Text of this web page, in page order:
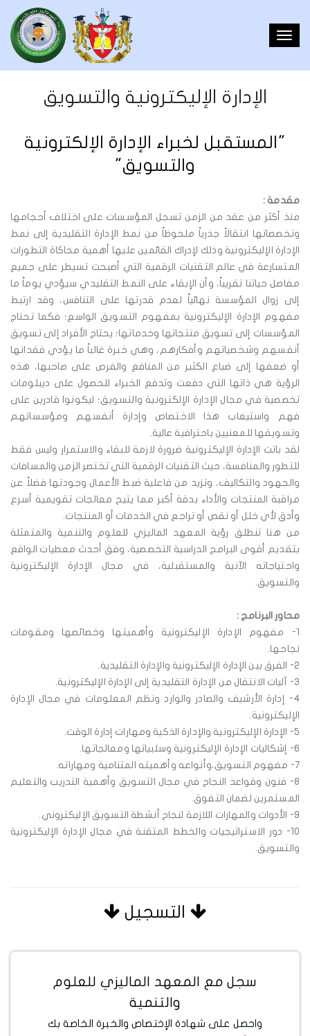
الإدارة الإليكترونية والتسويق
"المستقبل لخبراء الإدارة الإلكترونية
والتسويق"
مقدمة :
منذ أكثر من عقد من الزمن تسجل المؤسسات على اختلاف أحجامها
وتخصصاتها انتقالاً جذرياً ملحوظاً من نمط الإدارة التقليدية إلى نمط
الإدارة الإليكترونية وذلك لإدراك القائمين عليها أهمية محاكاة التطورات
المتسارعة في عالم التقنيات الرقمية التي أصبحت تسيطر على جميع
مفاصل حياتنا تقريباً، وأن الإبقاء على النمط التقليدي سيؤدي يوماً ما
إلى زوال المؤسسة نهائياً لعدم قدرتها على التنافس، وقد ارتبط
مفهوم الإدارة الإليكترونية بمفهوم التسويق الواسع؛ فكما تحتاج
المؤسسات إلى تسويق منتجاتها وخدماتها؛ يحتاج الأفراد إلى تسويق
أنفسهم وشخصياتهم وأفكارهم، وهي خبرة غالباً ما يؤدي فقدانها
أو ضعفها إلى ضياع الكثير من المنافع والفرص على صاحبها، هذه
الرؤية هي ذاتها التي دفعت وتدفع الخبراء للحصول على ديبلومات
تخصصية في مجال الإدارة الإلكترونية والتسويق؛ ليكونوا قادرين على
فهم واستيعاب هذا الاختصاص وإدارة أنفسهم ومؤسساتهم
وتسويقها للمعنيين باحترافية عالية.
لقد باتت الإدارة الإليكترونية ضرورة لازمة للبقاء والاستمرار وليس فقط
للتطور والمنافسة، حيث التقنيات الرقمية التي تختصر الزمن والمسافات
والجهود والتكاليف، وتزيد من فاعلية ضبط الأعمال وجودتها فضلاً عن
مراقبة المنتجات والأداء بدقة أكبر مما يتيح معالجات تقويمية أسرع
وأدق لأي خلل أو نقص أو تراجع في الخدمات أو المنتجات.
من هنا تنطلق رؤية المعهد الماليزي للعلوم والتنمية والمتمثلة
بتقديم أقوى البرامج الدراسية التخصصية، وفق أحدث معطيات الواقع
واحتياجاته الآنية والمستقبلية، في مجال الإدارة الإليكترونية
والتسويق.
محاور البرنامج :
1- مفهوم الإدارة الإليكترونية وأهميتها وخصائصها ومقومات
نجاحها.
2- الفرق بين الإدارة الإليكترونية والإدارة التقليدية.
3- آليات الانتقال من الإدارة التقليدية إلى الإدارة الإليكترونية.
4- إدارة الأرشيف والصادر والوارد ونظم المعلومات في مجال الإدارة
الإليكترونية.
5- الإدارة الإليكترونية والإدارة الذكية ومهارات إدارة الوقت.
6- إشكاليات الإدارة الإليكترونية وسلبياتها ومعالجاتها.
7- مفهوم التسويق،وأنواعه وأهميته المتنامية ومهاراته.
8- فنون وقواعد النجاح في مجال التسويق وأهمية التدريب والتعليم
المستمرين لضمان التفوق.
9- الأدوات والمهارات اللازمة لنجاح أنشطة التسويق الإليكتروني.
10- دور الاستراتيجيات والخطط المتقنة في مجال الإدارة الإليكترونية
والتسويق.
التسجيل
سجل مع المعهد الماليزي للعلوم
والتنمية
واحصل على شهادة الإختصاص والخبرة الخاصة بك